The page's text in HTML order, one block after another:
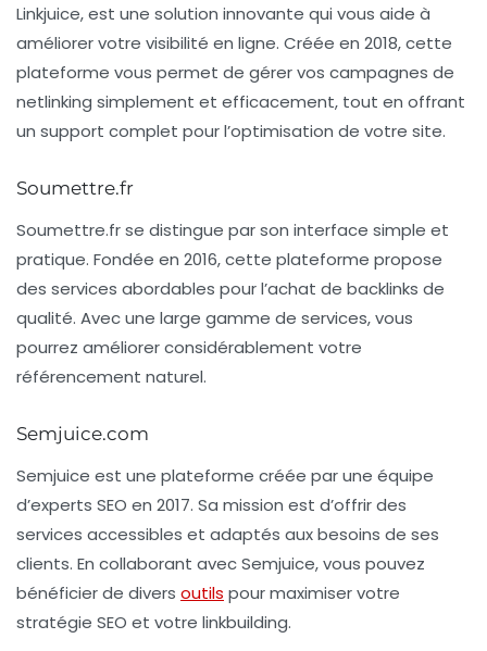
Linkjuice, est une solution innovante qui vous aide à
améliorer votre visibilité en ligne. Créée en 2018, cette
plateforme vous permet de gérer vos campagnes de
netlinking simplement et efficacement, tout en offrant
un support complet pour l’optimisation de votre site.
Soumettre.fr
Soumettre.frse distingue par son interface simple et
pratique. Fondée en 2016, cette plateforme propose
des services abordables pour l’achat de backlinks de
qualité. Avec une large gamme de services, vous
pourrez améliorer considérablement votre
référencement naturel.
Semjuice.com
Semjuice est une plateforme créée par une équipe
d’experts SEO en 2017. Sa mission est d’offrir des
services accessibles et adaptés aux besoins de ses
clients. En collaborant avec Semjuice, vous pouvez
bénéficier de divers outils pour maximiser votre
stratégie SEO et votre linkbuilding.